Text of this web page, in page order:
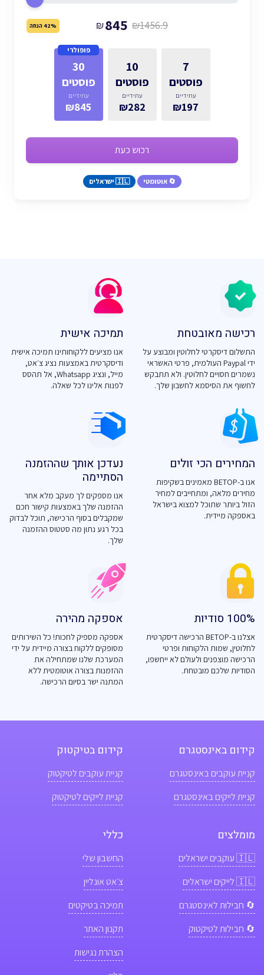
₪845 ₪1456.9 42% הנחה
7
פוסטים
עתידיים
₪197
10
פוסטים
עתידיים
₪282
30
פוסטים
עתידיים
₪845
פופולרי
רכוש כעת
🔄 אוטומטי 🇮🇱 ישראלים
רכישה מאובטחת
התשלום דיסקרטי לחלוטין ומבוצע על
ידי Paypal העולמית, פרטי האשראי
נשמרים חסויים לחלוטין. ולא תתבקש
לחשוף את הסיסמא לחשבון שלך.
תמיכה אישית
אנו מציעים ללקוחותינו תמיכה אישית
ודיסקרטית באמצעות נציג צ׳אט,
מייל, ונציג Whatsapp, אל תהסס
לפנות אלינו לכל שאלה.
המחירים הכי זולים
אנו ב-BETOP מאמינים בשקיפות
מחירים מלאה, ומתחייבים למחיר
הזול ביותר שתוכל למצוא בישראל
באספקה מיידית.
נעדכן אותך שההזמנה
הסתיימה
אנו מספקים לך מעקב מלא אחר
ההזמנה שלך באמצעות קישור חכם
שמקבלים בסוף הרכישה, תוכל לבדוק
בכל רגע נתון מה סטטוס ההזמנה
שלך.
100% סודיות
אצלנו ב-BETOP הרכישה דיסקרטית
לחלוטין, שמות הלקוחות ופרטי
הרכישה מוצפנים ולעולם לא ייחשפו,
הסודיות שלכם מובטחת.
אספקה מהירה
אספקה מספיק לחכות! כל השירותים
מסופקים ללקוח בצורה מיידית על ידי
המערכת שלנו שמתחילה את
ההזמנות בצורה אוטומטית ללא
המתנה ישר בסיום הרכישה.
קידום באינסטגרם
קניית עוקבים באינסטגרם
קניית לייקים באינסטגרם
קידום בטיקטוק
קניית עוקבים לטיקטוק
קניית לייקים לטיקטוק
מומלצים
🇮🇱עוקבים ישראלים
🇮🇱לייקים ישראלים
🔄 חבילות לאינסטגרם
🔄 חבילות לטיקטוק
כללי
החשבון שלי
צ׳אט אונליין
תמיכה בטיקטים
תקנון האתר
הצהרת נגישות